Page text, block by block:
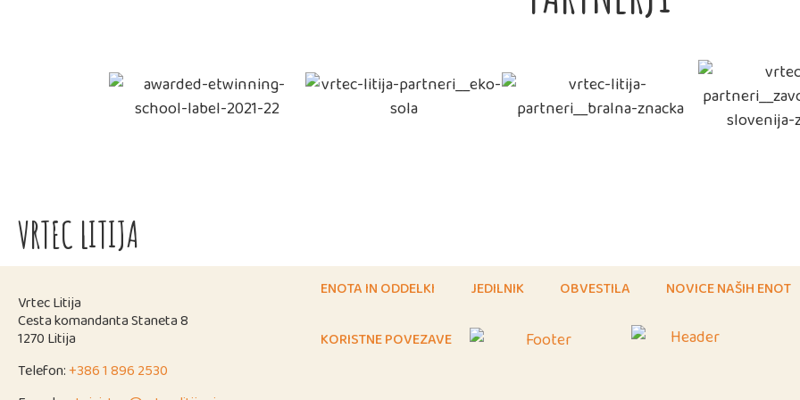
VRTEC LITIJA
Vrtec Litija
Cesta komandanta Staneta 8
1270 Litija
Telefon:+386 1 896 2530
ENOTA IN ODDELKI JEDILNIK OBVESTILA NOVICE NAŠIH ENOT
KORISTNE POVEZAVE